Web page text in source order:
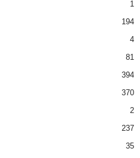
1
194
4
81
394
370
2
237
35